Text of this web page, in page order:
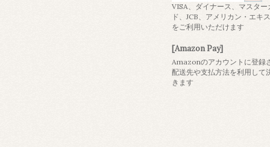
VISA、ダイナース、マスター
ド、JCB、アメリカン・エキ
をご利用いただけます
[Amazon Pay]
Amazonのアカウントに登録
配送先や支払方法を利用して
きます